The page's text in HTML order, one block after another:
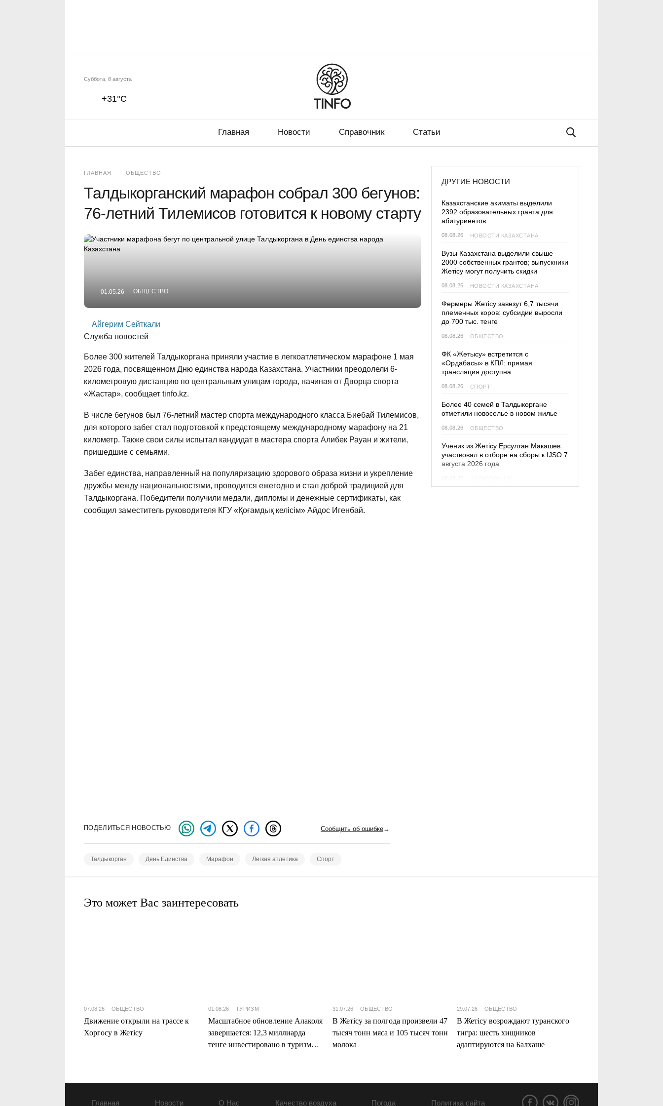
Главная Новости Справочник Статьи
+31°C
Суббота, 8 августа
ГЛАВНАЯ ОБЩЕСТВО
Талдыкорганский марафон собрал 300 бегунов:
76-летний Тилемисов готовится к новому старту
01.05.26 ОБЩЕСТВО
Айгерим Сейткали
Служба новостей
Более 300 жителей Талдыкоргана приняли участие в легкоатлетическом марафоне 1 мая
2026 года, посвященном Дню единства народа Казахстана. Участники преодолели 6-
километровую дистанцию по центральным улицам города, начиная от Дворца спорта
«Жастар», сообщает tinfo.kz.
В числе бегунов был 76-летний мастер спорта международного класса Биебай Тилемисов,
для которого забег стал подготовкой к предстоящему международному марафону на 21
километр. Также свои силы испытал кандидат в мастера спорта Алибек Рауан и жители,
пришедшие с семьями.
Забег единства, направленный на популяризацию здорового образа жизни и укрепление
дружбы между национальностями, проводится ежегодно и стал доброй традицией для
Талдыкоргана. Победители получили медали, дипломы и денежные сертификаты, как
сообщил заместитель руководителя КГУ «Қоғамдық келісім» Айдос Игенбай.
ДРУГИЕ НОВОСТИ
Казахстанские акиматы выделили
2392 образовательных гранта для
абитуриентов
08.08.26 НОВОСТИ КАЗАХСТАНА
Вузы Казахстана выделили свыше
2000 собственных грантов; выпускники
Жетісу могут получить скидки
08.08.26 НОВОСТИ КАЗАХСТАНА
Фермеры Жетісу завезут 6,7 тысячи
племенных коров: субсидии выросли
до 700 тыс. тенге
08.08.26 ОБЩЕСТВО
ФК «Жетысу» встретится с
«Ордабасы» в КПЛ: прямая
трансляция доступна
08.08.26 СПОРТ
Более 40 семей в Талдыкоргане
отметили новоселье в новом жилье
08.08.26 ОБЩЕСТВО
Ученик из Жетісу Ерсултан Макашев
участвовал в отборе на сборы к IJSO 7
августа 2026 года
ПОДЕЛИТЬСЯ НОВОСТЬЮ Сообщить об ошибке→
Талдыкорган День Единства Марафон Легкая атлетика Спорт
Это может Вас заинтересовать
07.08.26 ОБЩЕСТВО
Движение открыли на трассе к
Хоргосу в Жетісу
01.08.26 ТУРИЗМ
Масштабное обновление Алаколя
завершается: 12,3 миллиарда
тенге инвестировано в туризм
31.07.26 ОБЩЕСТВО
В Жетісу за полгода произвели 47
тысяч тонн мяса и 105 тысяч тонн
молока
29.07.26 ОБЩЕСТВО
В Жетісу возрождают туранского
тигра: шесть хищников
адаптируются на Балхаше
Главная Новости О Нас Качество воздуха Погода Политика сайта